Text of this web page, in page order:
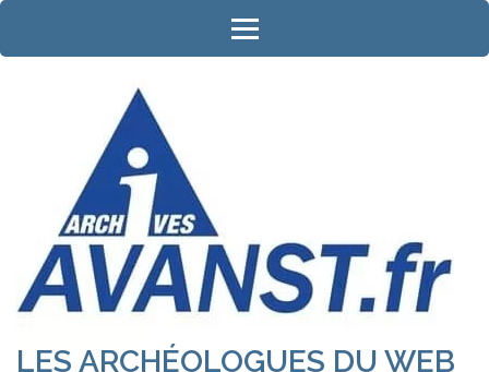
Aller
contenu
LES ARCHÉOLOGUES DU WEB